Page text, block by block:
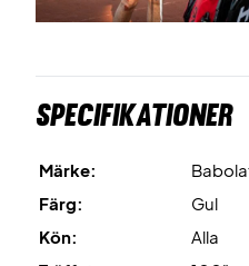
Specifikationer
Märke:
Färg:
Gul
Kön:
Alla